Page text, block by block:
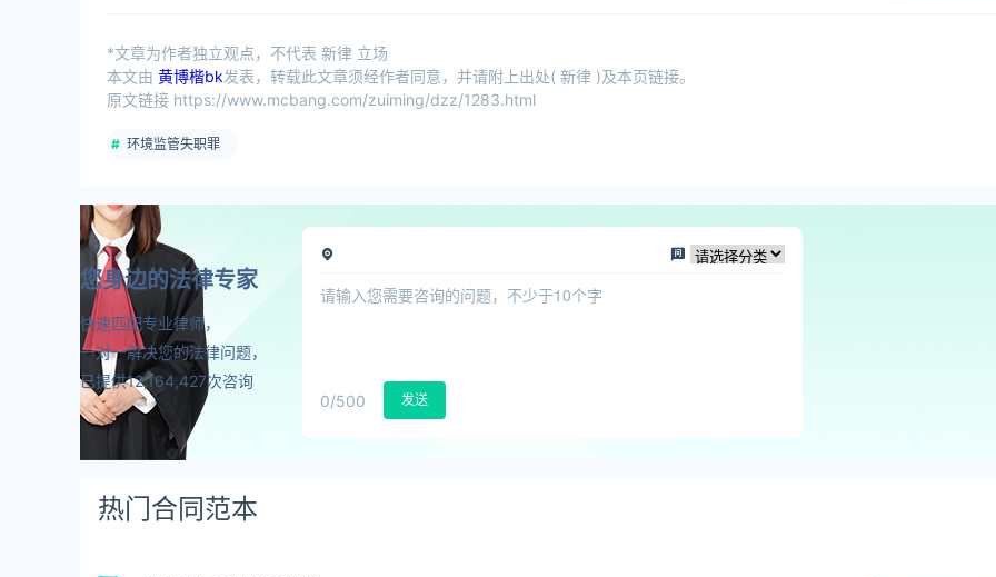
*文章为作者独立观点，不代表 新律 立场
本文由 黄博楷bk发表，转载此文章须经作者同意，并请附上出处( 新律 )及本页链接。
原文链接 https://www.mcbang.com/zuiming/dzz/1283.html
环境监管失职罪
您身边的法律专家
快速匹配专业律师，
一对一解决您的法律问题，
已提供12,164,427次咨询
0/500 发送
热门合同范本